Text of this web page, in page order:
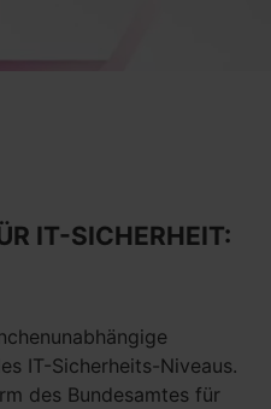
IT-SICHERHEIT:
IT-Sicherheits-Niveaus.
des Bundesamtes für